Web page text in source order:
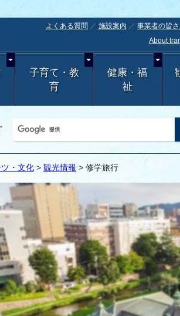
よくある質問 施設案内 事業者の皆
About
子育て・教
育
健康・福
祉
・文化> 観光情報 > 修学旅行